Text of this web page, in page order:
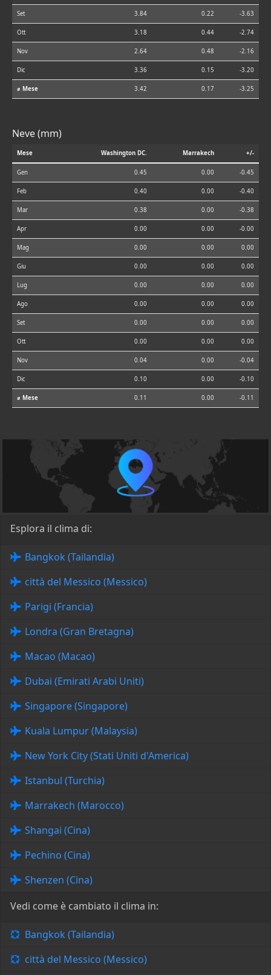
Set 3.84 0.22 -3.63
Ott 3.18 0.44 -2.74
Nov 2.64 0.48 -2.16
Dic 3.36 0.15 -3.20
⌀ Mese 3.42 0.17 -3.25
Neve (mm)
Mese Washington DC. Marrakech +/-
Gen 0.45 0.00 -0.45
Feb 0.40 0.00 -0.40
Mar 0.38 0.00 -0.38
Apr 0.00 0.00 -0.00
Mag 0.00 0.00 0.00
Giu 0.00 0.00 0.00
Lug 0.00 0.00 0.00
Ago 0.00 0.00 0.00
Set 0.00 0.00 0.00
Ott 0.00 0.00 0.00
Nov 0.04 0.00 -0.04
Dic 0.10 0.00 -0.10
⌀ Mese 0.11 0.00 -0.11
Esplora il clima di:
Bangkok (Tailandia)
città del Messico (Messico)
Parigi (Francia)
Londra (Gran Bretagna)
Macao (Macao)
Dubai (Emirati Arabi Uniti)
Singapore (Singapore)
Kuala Lumpur (Malaysia)
New York City (Stati Uniti d'America)
Istanbul (Turchia)
Marrakech (Marocco)
Shangai (Cina)
Pechino (Cina)
Shenzen (Cina)
Vedi come è cambiato il clima in:
Bangkok (Tailandia)
città del Messico (Messico)